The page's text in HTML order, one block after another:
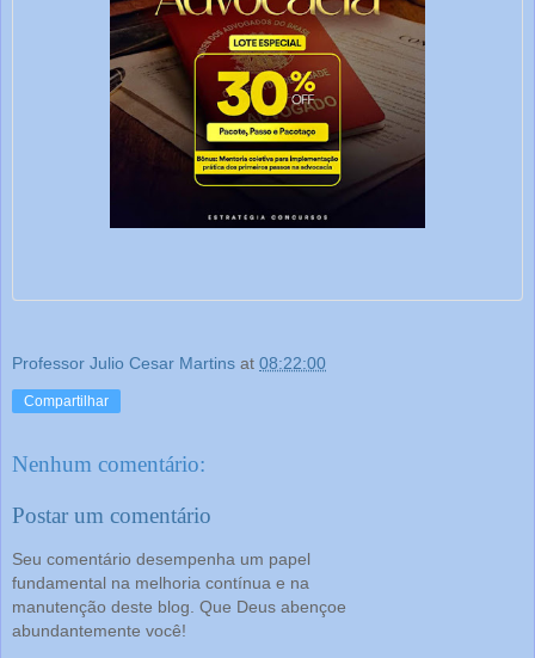
Professor Julio Cesar Martins at 08:22:00
Compartilhar
Nenhum comentário:
Postar um comentário
Seu comentário desempenha um papel
fundamental na melhoria contínua e na
manutenção deste blog. Que Deus abençoe
abundantemente você!